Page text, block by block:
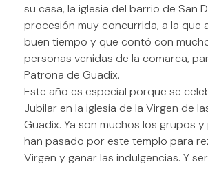
su casa, la iglesia del barrio de San
procesión muy concurrida, a la que
buen tiempo y que contó con
personas venidas de la comarca,
Patrona de Guadix.
Este año es especial porque se
Jubilar en la iglesia de la Virgen de
Guadix. Ya son muchos los grupos
han pasado por este templo para
Virgen y ganar las indulgencias. Y